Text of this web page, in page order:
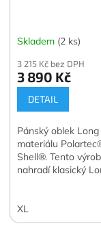
Skladem (2 ks)
3 215 Kč bez DPH
3 890 Kč
DETAIL
Pánský oblek Long
materiálu
Shell®. Tento
nahradí klasický
XL